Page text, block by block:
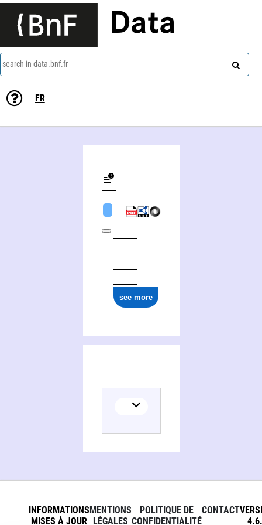
Data
search in data.bnf.fr
FR
see more
INFORMATIONS
MISES À JOUR
MENTIONS
LÉGALES
POLITIQUE DE
CONFIDENTIALITÉ
CONTACT